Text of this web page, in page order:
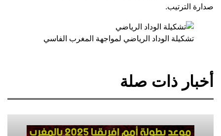
صدارة الترتيب.
تشكيلة الوداد الرياضي لمواجهة المغرب الفاسي
أخبار ذات صلة